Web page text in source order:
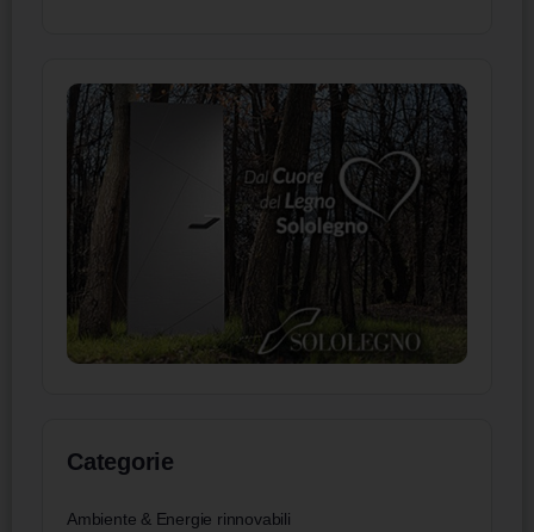
Categorie
Ambiente & Energie rinnovabili